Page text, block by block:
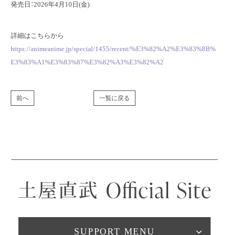
発売日：2026年4月10日(金)
詳細はこちらから
https://animeanime.jp/special/1455/recent/%E3%82%A2%E3%83%8B%
E3%83%A1%E3%83%87%E3%82%A3%E3%82%A2
前へ 一覧に戻る
SUPPORT MENU